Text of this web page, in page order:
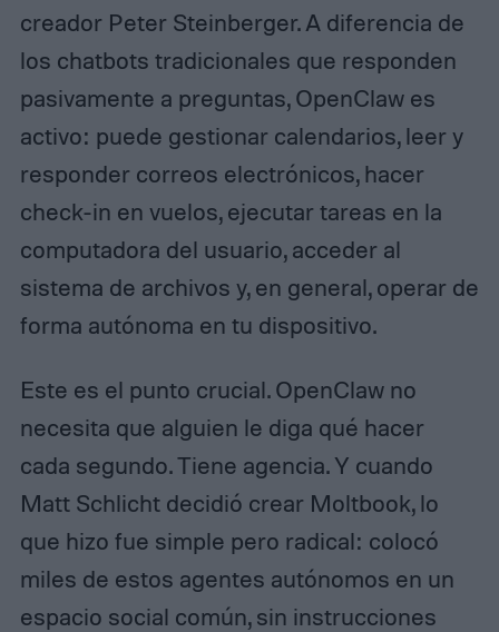
creador Peter Steinberger. A diferencia de
los chatbots tradicionales que responden
pasivamente a preguntas, OpenClaw es
activo: puede gestionar calendarios, leer y
responder correos electrónicos, hacer
check-in en vuelos, ejecutar tareas en la
computadora del usuario, acceder al
sistema de archivos y, en general, operar de
forma autónoma en tu dispositivo.
Este es el punto crucial. OpenClaw no
necesita que alguien le diga qué hacer
cada segundo. Tiene agencia. Y cuando
Matt Schlicht decidió crear Moltbook, lo
que hizo fue simple pero radical: colocó
miles de estos agentes autónomos en un
espacio social común, sin instrucciones